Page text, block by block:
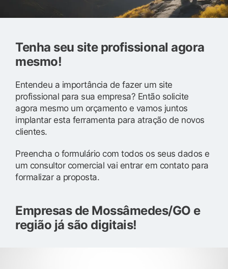
Tenha seu site profissional agora
mesmo!
Entendeu a importância de fazer um site
profissional para sua empresa? Então solicite
agora mesmo um orçamento e vamos juntos
implantar esta ferramenta para atração de novos
clientes.
Preencha o formulário com todos os seus dados e
um consultor comercial vai entrar em contato para
formalizar a proposta.
Empresas de Mossâmedes/GO e
região já são digitais!